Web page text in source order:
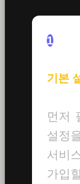
1
기본
먼저
설정
서비
가입